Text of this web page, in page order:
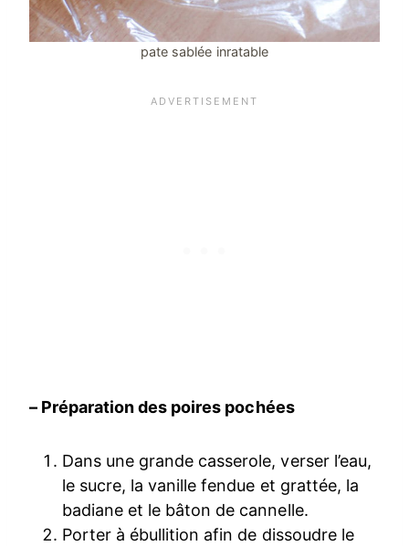
pate sablée inratable
– Préparation des poires pochées
Dans une grande casserole, verser l’eau,
le sucre, la vanille fendue et grattée, la
badiane et le bâton de cannelle.
Porter à ébullition afin de dissoudre le